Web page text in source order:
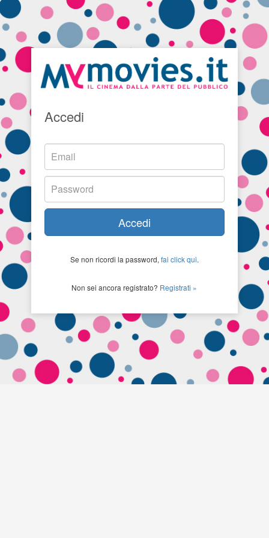
Accedi
Accedi
Se non ricordi la password, fai click qui.
Non sei ancora registrato? Registrati »